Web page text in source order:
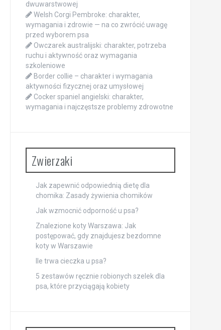
dwuwarstwowej
Welsh Corgi Pembroke: charakter,
wymagania i zdrowie — na co zwrócić uwagę
przed wyborem psa
Owczarek australijski: charakter, potrzeba
ruchu i aktywność oraz wymagania
szkoleniowe
Border collie – charakter i wymagania
aktywności fizycznej oraz umysłowej
Cocker spaniel angielski: charakter,
wymagania i najczęstsze problemy zdrowotne
Zwierzaki
Jak zapewnić odpowiednią dietę dla
chomika: Zasady żywienia chomików
Jak wzmocnić odporność u psa?
Znalezione koty Warszawa: Jak
postępować, gdy znajdujesz bezdomne
koty w Warszawie
Ile trwa cieczka u psa?
5 zestawów ręcznie robionych szelek dla
psa, które przyciągają kobiety